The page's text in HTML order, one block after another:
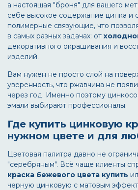
а настоящая "броня" для вашего
себе высокое содержание цинка и
полимерные связующие, что
в самых разных задачах: от
декоративного окрашивания и
изделий.
Вам нужен не просто слой на
уверенность, что ржавчина не
через год. Именно поэтому
эмали выбирают профессионалы.
Где купить цинковую
нужном цвете и для
Цветовая палитра давно не
"серебряным". Всё чаще клиенты
краска бежевого цвета купить
черную цинковую с матовым